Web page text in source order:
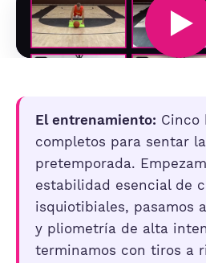
El entrenamiento: Cinco
completos para sentar
pretemporada.
estabilidad esencial de
isquiotibiales, pasamos
y pliometría de alta
terminamos con tiros a